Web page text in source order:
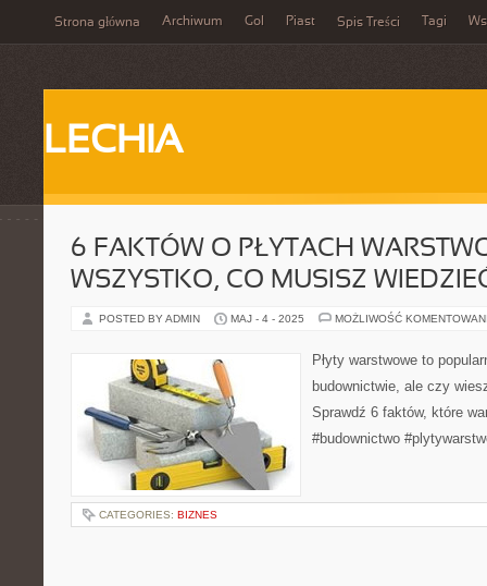
Strona główna Archiwum Gol Piast Spis Treści Tagi
LECHIA
6 FAKTÓW O PŁYTACH
WSZYSTKO, CO MUSISZ
POSTED BY ADMIN MAJ - 4 - 2025 MOŻLIWOŚĆ
Płyty warstwowe to
budownictwie, ale czy
Sprawdź 6 faktów, które
#budownictwo
CATEGORIES: BIZNES